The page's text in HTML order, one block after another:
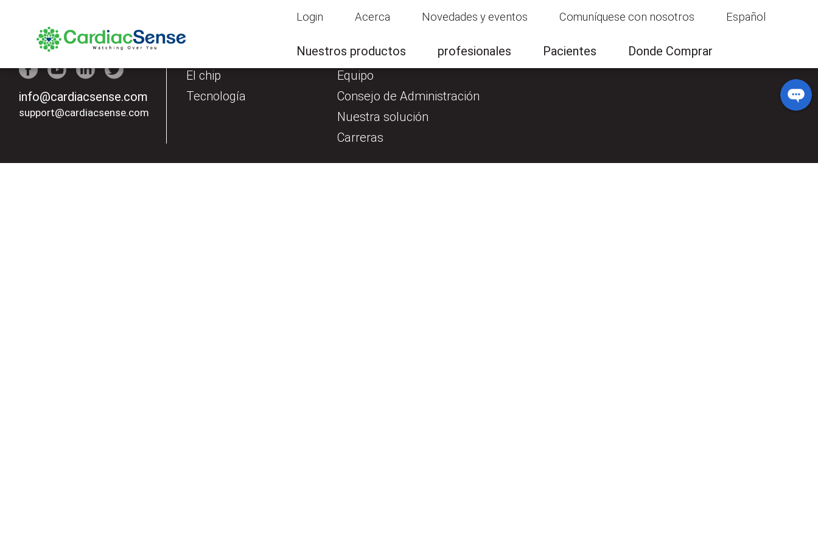
Login Acerca Novedades y eventos Comuníquese con nosotros Español
Nuestros productos profesionales Pacientes Donde Comprar
info@cardiacsense.com
support@cardiacsense.com
El chip
Tecnología
Quiénes somos
Equipo
Consejo de Administración
Nuestra solución
Carreras
Donde Comprar